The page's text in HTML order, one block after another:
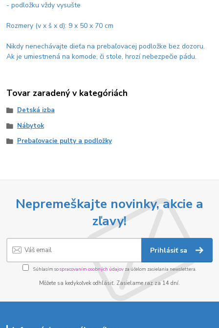
- podložku vždy vysušte
Rozmery (v x š x d): 9 x 50 x 70 cm
Nikdy nenechávajte dieťa na prebaľovacej podložke bez dozoru.
Ak je umiestnená na komode, či stole, hrozí nebezpečie pádu.
Tovar zaradený v kategóriách
Detská izba
Nábytok
Prebaľovacie pulty a podložky
Nepremeškajte novinky, akcie a
zľavy!
Prihlásiť sa
Súhlasím sospracovaním osobných údajov za účelom zasielania newslettera.
Môžete sa kedykoľvek odhlásiť. Zasielame raz za 14 dní.